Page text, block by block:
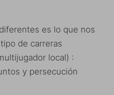
es lo que nos
de carreras
local) :
y persecución